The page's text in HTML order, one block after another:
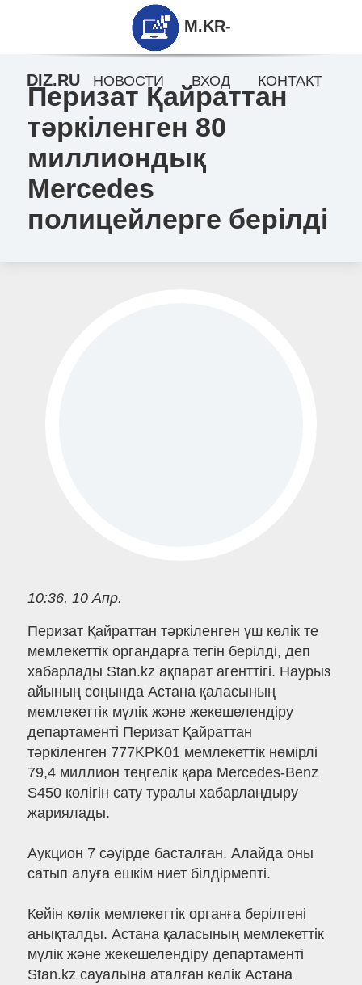
Перизат Қайраттан
тәркіленген 80
миллиондық
Mercedes
полицейлерге берілді
10:36, 10 Апр.
Перизат Қайраттан тәркіленген үш көлік те
мемлекеттік органдарға тегін берілді, деп
хабарлады Stan.kz ақпарат агенттігі. Наурыз
айының соңында Астана қаласының
мемлекеттік мүлік және жекешелендіру
департаменті Перизат Қайраттан
тәркіленген 777KPK01 мемлекеттік нөмірлі
79,4 миллион теңгелік қара Mercedes-Benz
S450 көлігін сату туралы хабарландыру
жариялады.
Аукцион 7 сәуірде басталған. Алайда оны
сатып алуға ешкім ниет білдірмепті.
Кейін көлік мемлекеттік органға берілгені
анықталды. Астана қаласының мемлекеттік
мүлік және жекешелендіру департаменті
Stan.kz сауалына аталған көлік Астана
M.KR-
DIZ.RU НОВОСТИ ВХОД КОНТАКТ